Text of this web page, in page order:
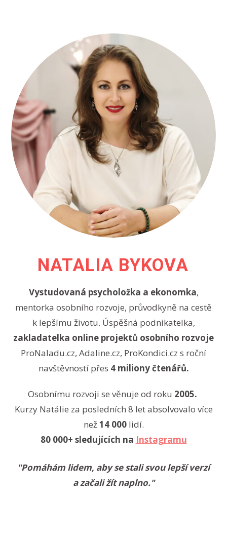
NATALIA BYKOVA
Vystudovaná psycholožka a ekonomka,
mentorka osobního rozvoje, průvodkyně na cestě
k lepšímu životu. Úspěšná podnikatelka,
zakladatelka online projektů osobního rozvoje
ProNaladu.cz, Adaline.cz, ProKondici.cz s roční
navštěvností přes 4 miliony čtenářů.
Osobnímu rozvoji se věnuje od roku 2005.
Kurzy Natálie za posledních 8 let absolvovalo více
než14 000 lidí.
80 000+ sledujících na Instagramu
"Pomáhám lidem, aby se stali svou lepší verzí
a začali žít naplno."